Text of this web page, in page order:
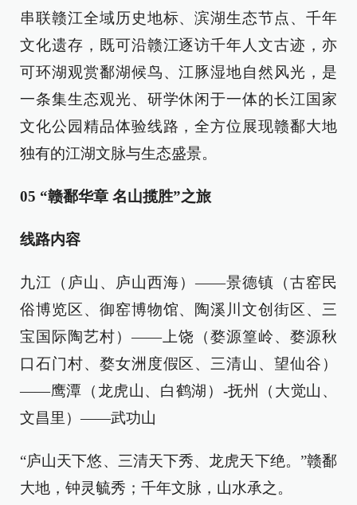
串联赣江全域历史地标、滨湖生态节点、千年
文化遗存，既可沿赣江逐访千年人文古迹，亦
可环湖观赏鄱湖候鸟、江豚湿地自然风光，是
一条集生态观光、研学休闲于一体的长江国家
文化公园精品体验线路，全方位展现赣鄱大地
独有的江湖文脉与生态盛景。
05 “赣鄱华章 名山揽胜”之旅
线路内容
九江（庐山、庐山西海）——景德镇（古窑民
俗博览区、御窑博物馆、陶溪川文创街区、三
宝国际陶艺村）——上饶（婺源篁岭、婺源秋
口石门村、婺女洲度假区、三清山、望仙谷）
——鹰潭（龙虎山、白鹤湖）-抚州（大觉山、
文昌里）——武功山
“庐山天下悠、三清天下秀、龙虎天下绝。”赣鄱
大地，钟灵毓秀；千年文脉，山水承之。